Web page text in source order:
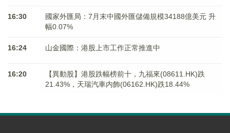
16:30
國家外匯局：7月末中國外匯儲備規模34188億美元 升
幅0.07%
16:24 山金國際：港股上市工作正常推進中
16:20
【異動股】港股跌幅榜前十，九福來(08611.HK)跌
21.43%，天瑞汽車内飾(06162.HK)跌18.44%